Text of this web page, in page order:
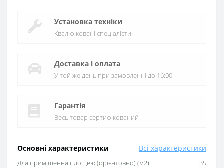
Основні характеристики Всі характеристики
Для приміщення площею (орієнтовно) (м2):
35
Установка техніки
Кваліфіковані спеціалісти
Доставка і оплата
У той же день при замовленні до 16:00
Гарантія
Весь товар сертифікований